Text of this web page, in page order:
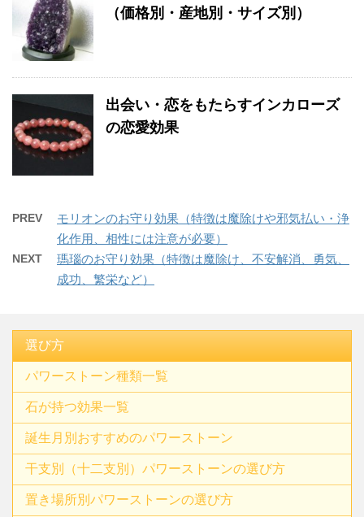
（価格別・産地別・サイズ別）
出会い・恋をもたらすインカローズ
の恋愛効果
PREV
モリオンのお守り効果（特徴は魔除けや邪気払い・浄
化作用、相性には注意が必要）
NEXT
瑪瑙のお守り効果（特徴は魔除け、不安解消、勇気、
成功、繁栄など）
選び方
パワーストーン種類一覧
石が持つ効果一覧
誕生月別おすすめのパワーストーン
干支別（十二支別）パワーストーンの選び方
置き場所別パワーストーンの選び方